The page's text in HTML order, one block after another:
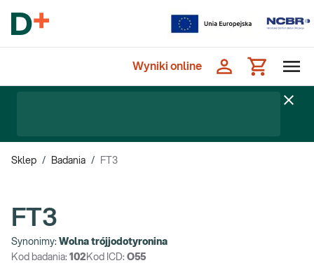
Wyniki online
Sklep / Badania / FT3
FT3
Synonimy: Wolna trójjodotyronina
Kod badania: 102 Kod ICD: O55